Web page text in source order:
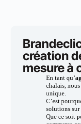
création
mesure à
En tant qu’
chalais,
unique.
C’est
solutions sur
Que ce soit